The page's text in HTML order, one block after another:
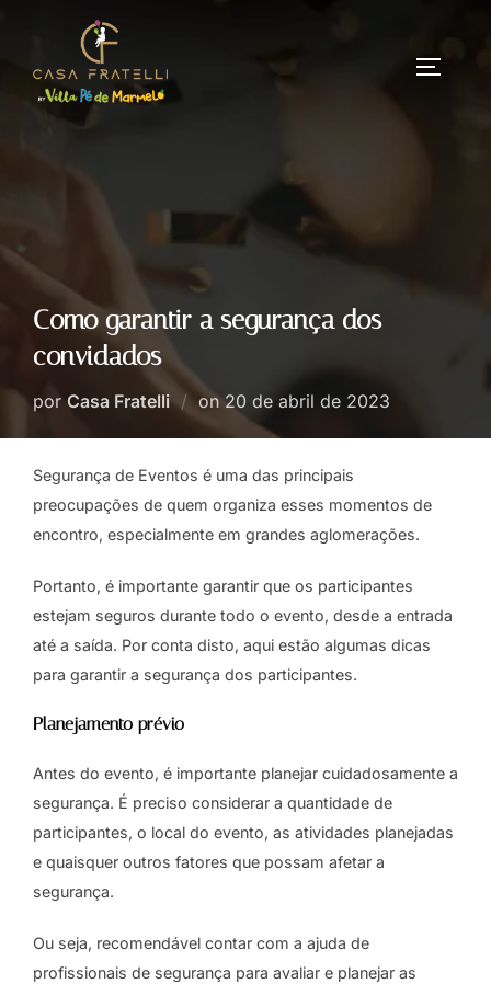
Como garantir a segurança dos
convidados
por Casa Fratelli on20 de abril de 2023
Segurança de Eventos é uma das principais
preocupações de quem organiza esses momentos de
encontro, especialmente em grandes aglomerações.
Portanto, é importante garantir que os participantes
estejam seguros durante todo o evento, desde a entrada
até a saída. Por conta disto, aqui estão algumas dicas
para garantir a segurança dos participantes.
Planejamento prévio
Antes do evento, é importante planejar cuidadosamente a
segurança. É preciso considerar a quantidade de
participantes, o local do evento, as atividades planejadas
e quaisquer outros fatores que possam afetar a
segurança.
Ou seja, recomendável contar com a ajuda de
profissionais de segurança para avaliar e planejar as